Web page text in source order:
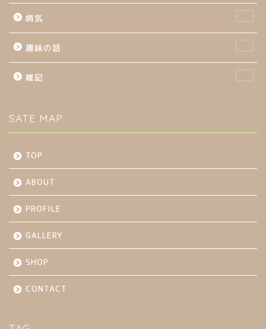
病気 23
趣味の話
雑記
SATE MAP
TOP
ABOUT
PROFILE
GALLERY
SHOP
CONTACT